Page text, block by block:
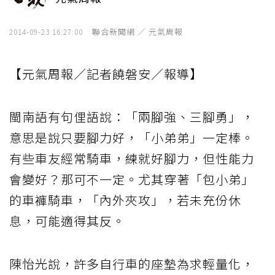
2014-09-23 16:27:00 聯合新聞網 ／ 元氣周報
【元氣周報／記者饒磐安／報導】
閩南語有句俚語說：「兩腳強、三腳勇」，
意思是說只要腳力好，「小弟弟」一定棒。
有些車友經常騎車，練就好腳力，但性能力
會變好？那可不一定。尤其穿著「包小弟」
的車褲騎車，「內外夾攻」，若未充份休
息，可能適得其反。
陳怡光說，許多自行車的座墊為求輕量化，